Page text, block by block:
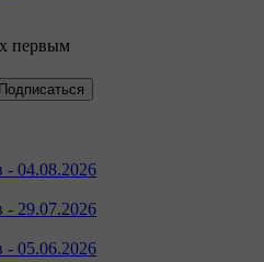
первым
- 04.08.2026
- 29.07.2026
- 05.06.2026